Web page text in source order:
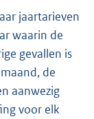
jaartarieven
waarin de
gevallen is
de
aanwezig
voor elk